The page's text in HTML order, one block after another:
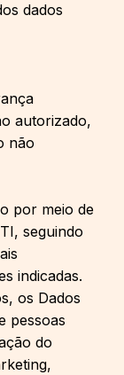
dados
autorizado,
não
por meio de
seguindo
indicadas.
os Dados
pessoas
do